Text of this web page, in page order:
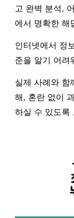
고 완벽 분석,
에서 명확한 해
인터넷에서 정
준을 알기 어려
실제 사례와 함
해, 혼란 없이
하실 수 있도록